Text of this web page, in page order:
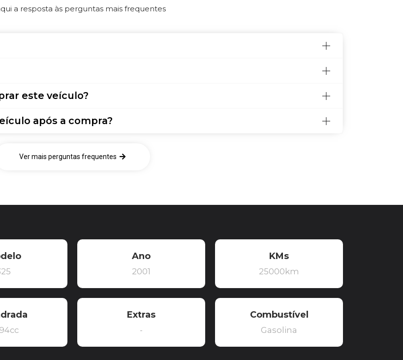
a resposta às perguntas mais frequentes
este veículo?
após a compra?
Ver mais perguntas frequentes
Ano
2001
KMs
25000km
Extras
-
Combustível
Gasolina